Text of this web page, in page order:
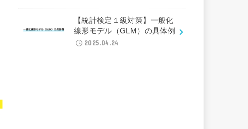
【統計検定１級対策】一般化
線形モデル（GLM）の具体例
2025.04.24